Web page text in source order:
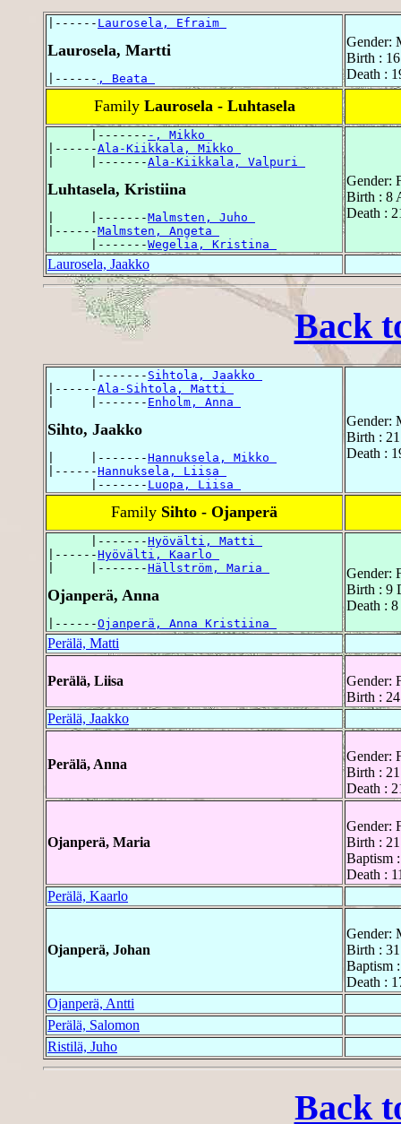
|------ Laurosela, Efraim
Laurosela, Martti
|------ , Beata
Gender:
Birth :
Death :
Family Laurosela - Luhtasela
      |-------
-, Mikko
|------Ala-Kiikkala, Mikko
|     |-------Ala-Kiikkala, Valpuri
Luhtasela, Kristiina
|     |-------Malmsten, Juho
|------Malmsten, Angeta
      |-------
Wegelia, Kristina
Gender:
Birth : 8
Death :
Laurosela, Jaakko
Back
      |-------
Sihtola, Jaakko
|------Ala-Sihtola, Matti
|     |------- Enholm, Anna
Sihto, Jaakko
|     |-------Hannuksela, Mikko
|------Hannuksela, Liisa
      |-------
Luopa, Liisa
Gender:
Birth :
Death :
Family Sihto - Ojanperä
      |-------
Hyövälti, Matti
|------Hyövälti, Kaarlo
|     |-------Hällström, Maria
Ojanperä, Anna
|------Ojanperä, Anna Kristiina
Gender:
Birth : 9
Death :
Perälä, Matti
Perälä, Liisa
Gender:
Birth :
Perälä, Jaakko
Perälä, Anna
Gender:
Birth :
Death :
Ojanperä, Maria
Gender:
Birth :
Baptism
Death :
Perälä, Kaarlo
Ojanperä, Johan
Gender:
Birth :
Baptism
Death :
Ojanperä, Antti
Perälä, Salomon
Ristilä, Juho
Back